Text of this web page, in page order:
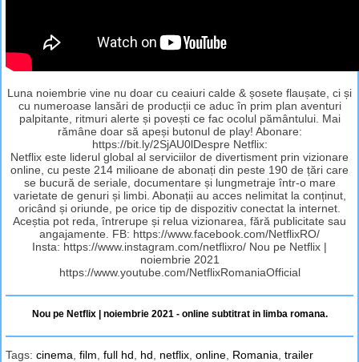
Luna noiembrie vine nu doar cu ceaiuri calde & șosete flaușate, ci și
cu numeroase lansări de producții ce aduc în prim plan aventuri
palpitante, ritmuri alerte și povești ce fac ocolul pământului. Mai
rămâne doar să apeși butonul de play! Abonare:
https://bit.ly/2SjAU0lDespre Netflix:
Netflix este liderul global al serviciilor de divertisment prin vizionare
online, cu peste 214 milioane de abonați din peste 190 de țări care
se bucură de seriale, documentare și lungmetraje într-o mare
varietate de genuri și limbi. Abonații au acces nelimitat la conținut,
oricând și oriunde, pe orice tip de dispozitiv conectat la internet.
Aceștia pot reda, întrerupe și relua vizionarea, fără publicitate sau
angajamente. FB: https://www.facebook.com/NetflixRO/
Insta: https://www.instagram.com/netflixro/ Nou pe Netflix |
noiembrie 2021
https://www.youtube.com/NetflixRomaniaOfficial
Nou pe Netflix | noiembrie 2021 - online subtitrat in limba romana.
Tags: cinema film full hd hd netflix online Romania trailer